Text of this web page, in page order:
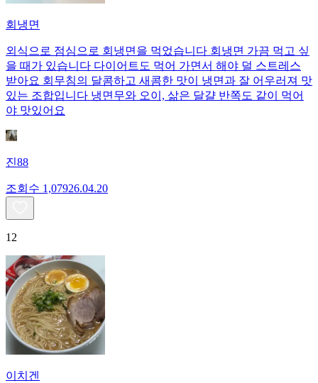
회냉면
외식으로 점심으로 회냉면을 먹었습니다 회냉면 가끔 먹고 싶
을 때가 있습니다 다이어트도 먹어 가면서 해야 덜 스트레스
받아요 회무침의 달콤하고 새콤한 맛이 냉면과 잘 어우러져 맛
있는 조합입니다 냉면무와 오이, 삶은 달걀 반쪽도 같이 먹어
야 맛있어요
진88
조회수 1,07926.04.20
12
이치겐